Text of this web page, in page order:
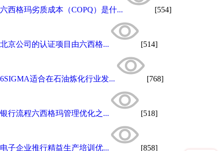
六西格玛劣质成本（COPQ）是什... [554]
北京公司的认证项目由六西格... [514]
6SIGMA适合在石油炼化行业发... [768]
银行流程六西格玛管理优化之... [518]
电子企业推行精益生产培训优... [858]